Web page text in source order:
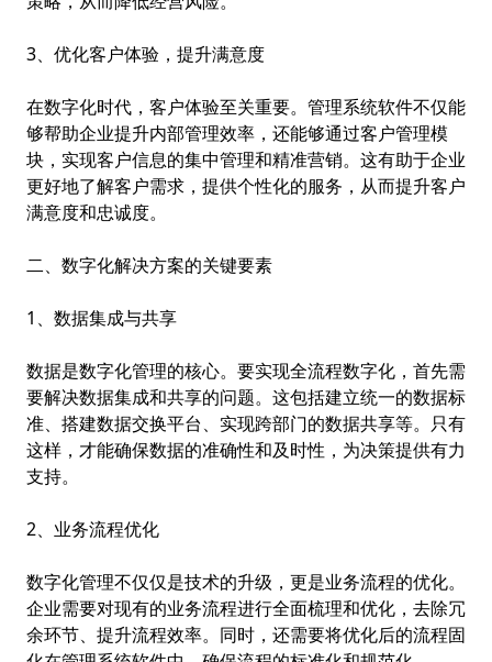
3、优化客户体验，提升满意度
在数字化时代，客户体验至关重要。管理系统软件不仅能
够帮助企业提升内部管理效率，还能够通过客户管理模
块，实现客户信息的集中管理和精准营销。这有助于企业
更好地了解客户需求，提供个性化的服务，从而提升客户
满意度和忠诚度。
二、数字化解决方案的关键要素
1、数据集成与共享
数据是数字化管理的核心。要实现全流程数字化，首先需
要解决数据集成和共享的问题。这包括建立统一的数据标
准、搭建数据交换平台、实现跨部门的数据共享等。只有
这样，才能确保数据的准确性和及时性，为决策提供有力
支持。
2、业务流程优化
数字化管理不仅仅是技术的升级，更是业务流程的优化。
企业需要对现有的业务流程进行全面梳理和优化，去除冗
余环节、提升流程效率。同时，还需要将优化后的流程固